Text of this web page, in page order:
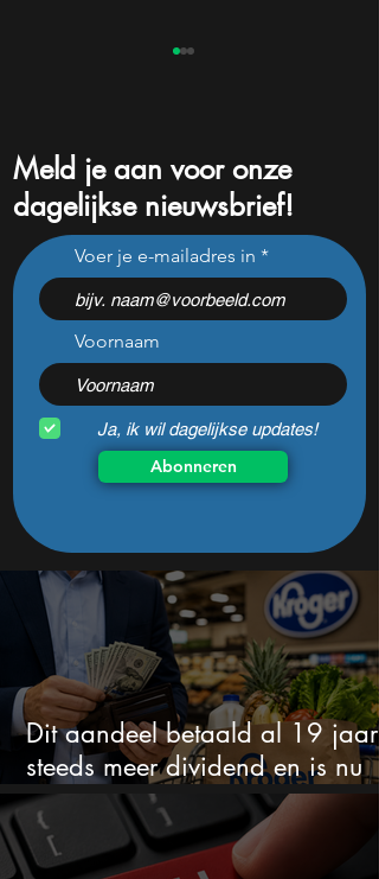
Techgigant onderuit: dit
zagen beleggers niet meer
sinds 2001
Meld je aan voor onze
dagelijkse nieuwsbrief!
Voer je e-mailadres in
Voornaam
Ja, ik wil dagelijkse updates!
Abonneren
Dit aandeel betaald al 19 jaar
steeds meer dividend en is nu
goedkoop